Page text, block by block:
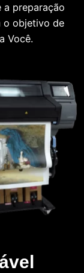
preparação
o objetivo de
Você.